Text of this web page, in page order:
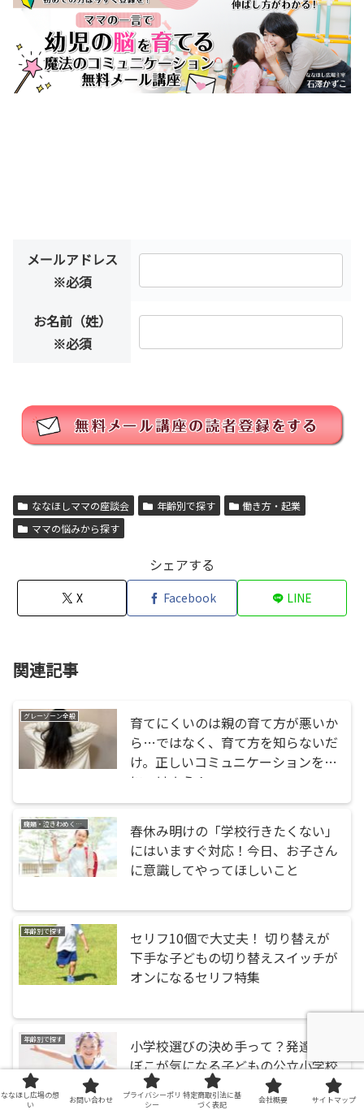
メールアドレス
※必須
お名前（姓）
※必須
ななほしママの座談会 年齢別で探す
働き方・起業
ママの悩みから探す
シェアする
X Facebook LINE
関連記事
グレーゾーン全般
育てにくいのは親の育て方が悪いか
ら…ではなく、育て方を知らないだ
け。正しいコミュニケーションを身
につけよう！
癇癪・泣きわめく・暴れる
春休み明けの「学校行きたくない」
にはいますぐ対応！今日、お子さん
に意識してやってほしいこと
年齢別で探す
セリフ10個で大丈夫！ 切り替えが
下手な子どもの切り替えスイッチが
オンになるセリフ特集
年齢別で探す
小学校選びの決め手って？発達でこ
ぼこが気になる子どもの公立小学校
の選び方のポイント
ななほし広場の想
い
お問い合わせ
プライバシーポリ
シー
特定商取引法に基
づく表記
会社概要 サイトマップ